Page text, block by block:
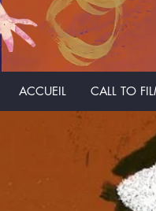
ACCUEIL CALL TO